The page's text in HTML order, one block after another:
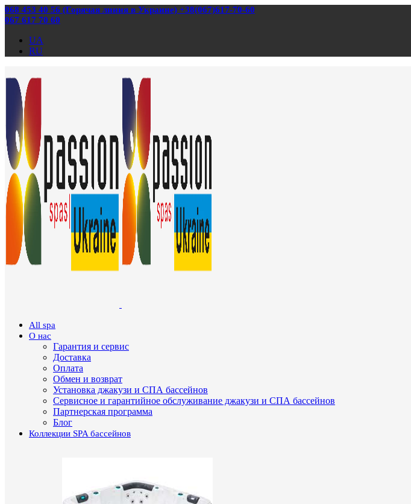
068 453 40 56 (Горячая линия в Украине) +38(067)617-70-60
067 617 70 60
UA
RU
All spa
О нас
Гарантия и сервис
Доставка
Оплата
Обмен и возврат
Установка джакузи и СПА бассейнов
Сервисное и гарантийное обслуживание джакузи и СПА бассейнов
Партнерская программа
Блог
Коллекции SPA бассейнов